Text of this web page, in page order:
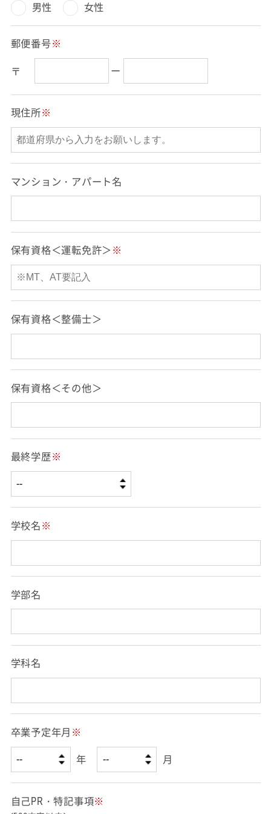
男性 女性
郵便番号※
〒
ー
現住所※
マンション・アパート名
保有資格＜運転免許＞※
保有資格＜整備士＞
保有資格＜その他＞
最終学歴※
学校名※
学部名
学科名
卒業予定年月 ※
年
月
自己PR・特記事項※